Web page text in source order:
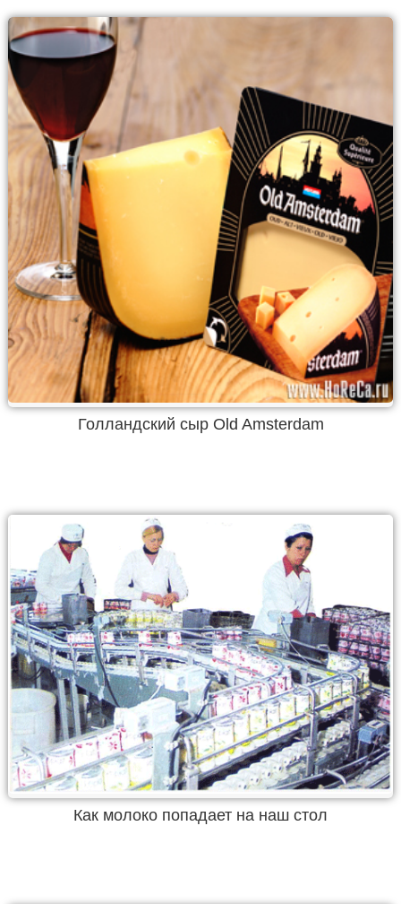
Голландский сыр Old Amsterdam
Как молоко попадает на наш стол